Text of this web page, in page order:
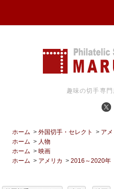
趣味の切手専
ホーム >外国切手・セレクト > アメ
ホーム > 人物
ホーム >映画
ホーム > アメリカ >2016～2020年